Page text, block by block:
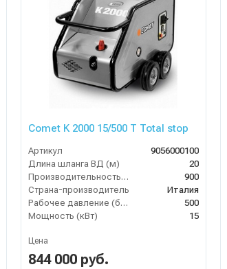
Comet K 2000 15/500 T Total stop
Артикул
9056000100
Длина шланга ВД (м)
20
Производительность (л/ч)
900
Страна-производитель
Италия
Рабочее давление (бар)
500
Мощность (кВт)
15
Цена
844 000 руб.